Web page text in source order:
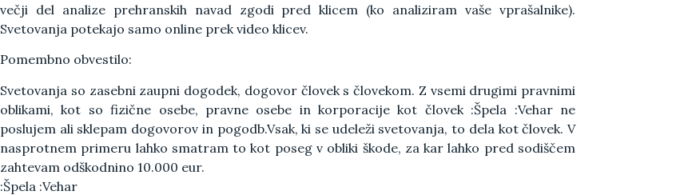
večji del analize prehranskih navad zgodi pred klicem (ko analiziram vaše vprašalnike).
Svetovanja potekajo samo online prek video klicev.
Pomembno obvestilo:
Svetovanja so zasebni zaupni dogodek, dogovor človek s človekom. Z vsemi drugimi pravnimi
oblikami, kot so fizične osebe, pravne osebe in korporacije kot človek :Špela :Vehar ne
poslujem ali sklepam dogovorov in pogodb.Vsak, ki se udeleži svetovanja, to dela kot človek. V
nasprotnem primeru lahko smatram to kot poseg v obliki škode, za kar lahko pred sodiščem
zahtevam odškodnino 10.000 eur.
:Špela :Vehar